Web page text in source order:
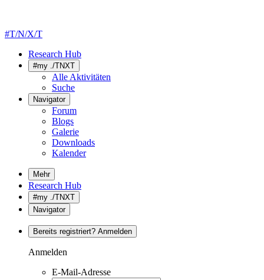
#T/N/X/T
Research Hub
#my ./TNXT
Alle Aktivitäten
Suche
Navigator
Forum
Blogs
Galerie
Downloads
Kalender
Mehr
Research Hub
#my ./TNXT
Navigator
Bereits registriert? Anmelden
Anmelden
E-Mail-Adresse